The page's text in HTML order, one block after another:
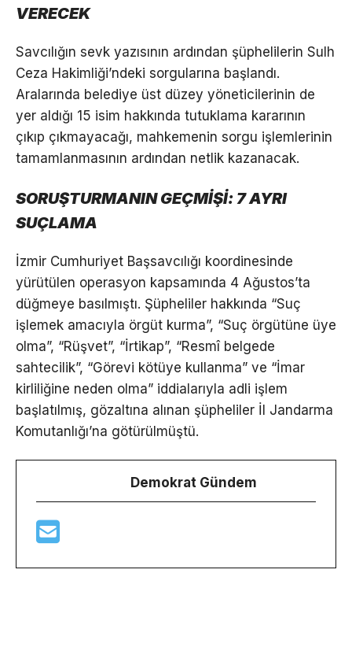
VERECEK
Savcılığın sevk yazısının ardından şüphelilerin Sulh
Ceza Hakimliği’ndeki sorgularına başlandı.
Aralarında belediye üst düzey yöneticilerinin de
yer aldığı 15 isim hakkında tutuklama kararının
çıkıp çıkmayacağı, mahkemenin sorgu işlemlerinin
tamamlanmasının ardından netlik kazanacak.
SORUŞTURMANIN GEÇMİŞİ: 7 AYRI
SUÇLAMA
İzmir Cumhuriyet Başsavcılığı koordinesinde
yürütülen operasyon kapsamında 4 Ağustos’ta
düğmeye basılmıştı. Şüpheliler hakkında “Suç
işlemek amacıyla örgüt kurma”, “Suç örgütüne üye
olma”, “Rüşvet”, “İrtikap”, “Resmî belgede
sahtecilik”, “Görevi kötüye kullanma” ve “İmar
kirliliğine neden olma” iddialarıyla adli işlem
başlatılmış, gözaltına alınan şüpheliler İl Jandarma
Komutanlığı’na götürülmüştü.
Demokrat Gündem